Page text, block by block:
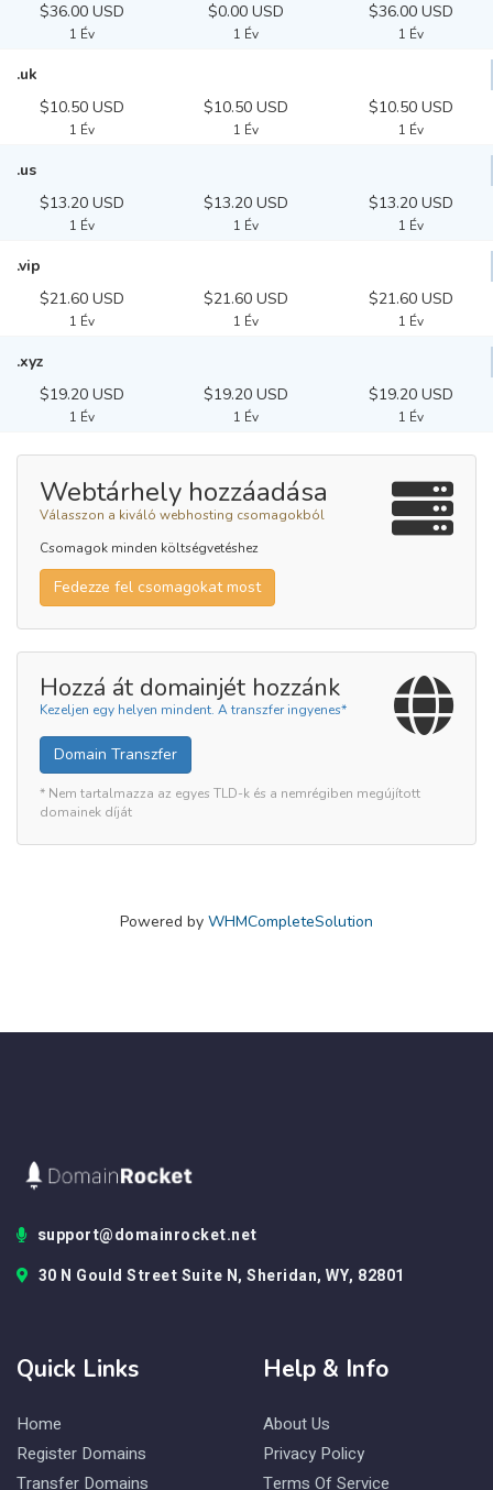
$36.00 USD
1 Év
$0.00 USD
1 Év
$36.00 USD
1 Év
.uk
$10.50 USD
1 Év
$10.50 USD
1 Év
$10.50 USD
1 Év
.us
$13.20 USD
1 Év
$13.20 USD
1 Év
$13.20 USD
1 Év
.vip
$21.60 USD
1 Év
$21.60 USD
1 Év
$21.60 USD
1 Év
.xyz
$19.20 USD
1 Év
$19.20 USD
1 Év
$19.20 USD
1 Év
Webtárhely hozzáadása
Válasszon a kiváló webhosting csomagokból
Csomagok minden költségvetéshez
Fedezze fel csomagokat most
Hozzá át domainjét hozzánk
Kezeljen egy helyen mindent. A transzfer ingyenes*
Domain Transzfer
* Nem tartalmazza az egyes TLD-k és a nemrégiben megújított
domainek díját
Powered by WHMCompleteSolution
support@domainrocket.net
30 N Gould Street Suite N, Sheridan, WY, 82801
Quick Links
Home
Register Domains
Transfer Domains
Help & Info
About Us
Privacy Policy
Terms Of Service